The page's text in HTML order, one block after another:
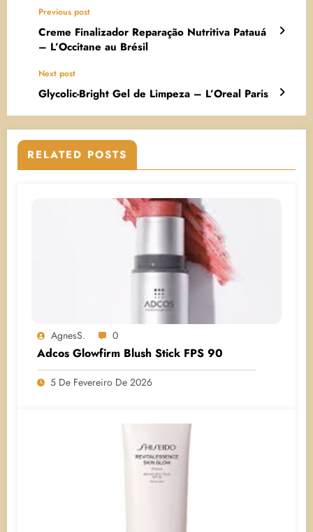
Previous post
Creme Finalizador Reparação Nutritiva Patauá
– L’Occitane au Brésil
Next post
Glycolic-Bright Gel de Limpeza – L’Oreal Paris
RELATED POSTS
AgnesS. 0
Adcos Glowfirm Blush Stick FPS 90
5 De Fevereiro De 2026